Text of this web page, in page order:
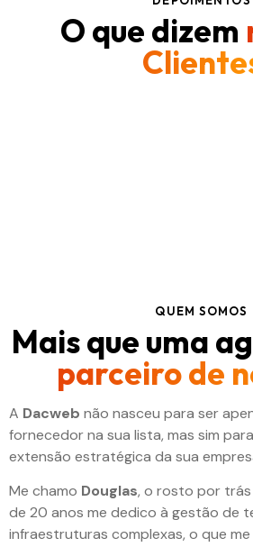
O que dizem
QUEM SOMOS
Mais que uma
parceiro de
A Dacweb não nasceu para ser
fornecedor na sua lista, mas sim
extensão estratégica da sua
Me chamo Douglas, o rosto por trás
de 20 anos me dedico à gestão de
infraestruturas complexas, o que